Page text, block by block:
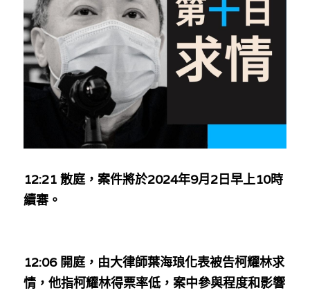
反華推手起底
美西霸凌內幕
美西極權主義
真相直擊
極端暴恐實錄
屈穎妍專欄
朱庭萱專欄
莫綺琪專欄
黃萬成專欄
招國偉專欄
高松傑專欄
趙處機專欄
醫院口岸爆炸案
屠龍小隊案
黎智英案審訊
支聯會案
35+顛覆案
生活
吃喝玩指南
休閒好介紹
親子
花生仔漫畫週記
關於我們
人才招聘
投稿熱線
商戶合作
支持讚助
搜索
繁體中文
English
12:21 散庭，案件將於2024年9月2日早上10時
續審。
12:06 開庭，由大律師葉海琅化表被告柯耀林求
情，他指柯耀林得票率低，案中參與程度和影響